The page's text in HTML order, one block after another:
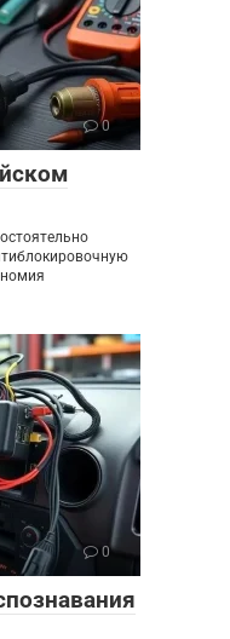
0
0